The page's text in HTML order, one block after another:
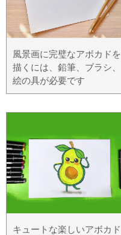
風景画に完璧なアボカドを
描くには、鉛筆、ブラシ、
絵の具が必要です
キュートな楽しいアボカド